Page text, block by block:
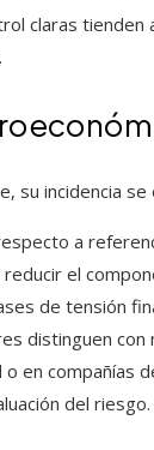
claras
su incidencia
a
el
de tensión
distinguen
en compañías
del riesgo.